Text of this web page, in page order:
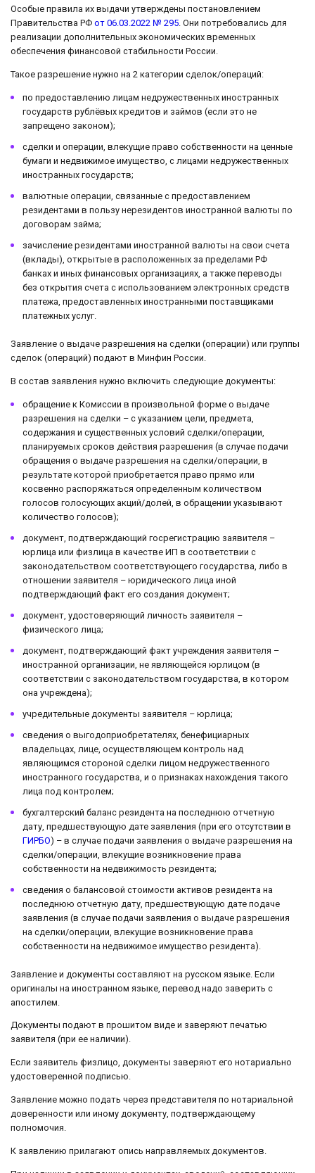
Особые правила их выдачи утверждены постановлением
Правительства РФ от 06.03.2022 № 295. Они потребовались для
реализации дополнительных экономических временных
обеспечения финансовой стабильности России.
Такое разрешение нужно на 2 категории сделок/операций:
по предоставлению лицам недружественных иностранных
государств рублёвых кредитов и займов (если это не
запрещено законом);
сделки и операции, влекущие право собственности на ценные
бумаги и недвижимое имущество, с лицами недружественных
иностранных государств;
валютные операции, связанные с предоставлением
резидентами в пользу нерезидентов иностранной валюты по
договорам займа;
зачисление резидентами иностранной валюты на свои счета
(вклады), открытые в расположенных за пределами РФ
банках и иных финансовых организациях, а также переводы
без открытия счета с использованием электронных средств
платежа, предоставленных иностранными поставщиками
платежных услуг.
Заявление о выдаче разрешения на сделки (операции) или группы
сделок (операций) подают в Минфин России.
В состав заявления нужно включить следующие документы:
обращение к Комиссии в произвольной форме о выдаче
разрешения на сделки – с указанием цели, предмета,
содержания и существенных условий сделки/операции,
планируемых сроков действия разрешения (в случае подачи
обращения о выдаче разрешения на сделки/операции, в
результате которой приобретается право прямо или
косвенно распоряжаться определенным количеством
голосов голосующих акций/долей, в обращении указывают
количество голосов);
документ, подтверждающий госрегистрацию заявителя –
юрлица или физлица в качестве ИП в соответствии с
законодательством соответствующего государства, либо в
отношении заявителя – юридического лица иной
подтверждающий факт его создания документ;
документ, удостоверяющий личность заявителя –
физического лица;
документ, подтверждающий факт учреждения заявителя –
иностранной организации, не являющейся юрлицом (в
соответствии с законодательством государства, в котором
она учреждена);
учредительные документы заявителя – юрлица;
сведения о выгодоприобретателях, бенефициарных
владельцах, лице, осуществляющем контроль над
являющимся стороной сделки лицом недружественного
иностранного государства, и о признаках нахождения такого
лица под контролем;
бухгалтерский баланс резидента на последнюю отчетную
дату, предшествующую дате заявления (при его отсутствии в
ГИРБО) – в случае подачи заявления о выдаче разрешения на
сделки/операции, влекущие возникновение права
собственности на недвижимость резидента;
сведения о балансовой стоимости активов резидента на
последнюю отчетную дату, предшествующую дате подаче
заявления (в случае подачи заявления о выдаче разрешения
на сделки/операции, влекущие возникновение права
собственности на недвижимое имущество резидента).
Заявление и документы составляют на русском языке. Если
оригиналы на иностранном языке, перевод надо заверить с
апостилем.
Документы подают в прошитом виде и заверяют печатью
заявителя (при ее наличии).
Если заявитель физлицо, документы заверяют его нотариально
удостоверенной подписью.
Заявление можно подать через представителя по нотариальной
доверенности или иному документу, подтверждающему
полномочия.
К заявлению прилагают опись направляемых документов.